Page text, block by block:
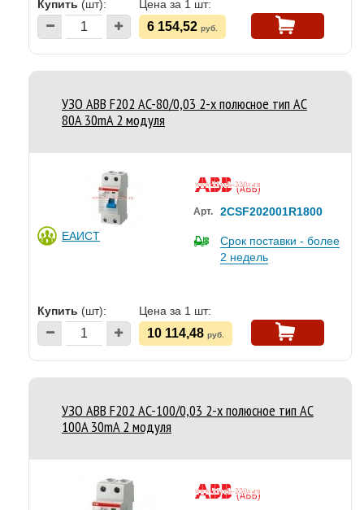
Купить (шт): Цена за 1 шт:
6 154,52 руб.
УЗО ABB F202 AC-80/0,03 2-х полюсное тип AC
80A 30mA 2 модуля
ЕАИСТ
Арт. 2CSF202001R1800
Срок поставки - более
2 недель
Купить (шт): Цена за 1 шт:
10 114,48 руб.
УЗО ABB F202 AC-100/0,03 2-х полюсное тип AC
100A 30mA 2 модуля